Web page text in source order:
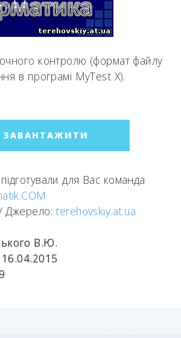
контролю (формат файлу
в програмі MyTest X).
ЗАВАНТАЖИТИ
для Вас команда
/ Джерело:terehovskiy.at.ua
В.Ю.
16.04.2015